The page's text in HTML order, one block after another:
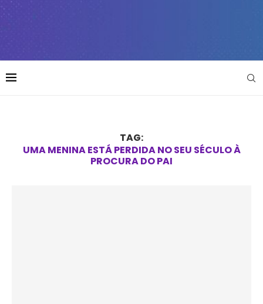
TAG:
UMA MENINA ESTÁ PERDIDA NO SEU SÉCULO À
PROCURA DO PAI